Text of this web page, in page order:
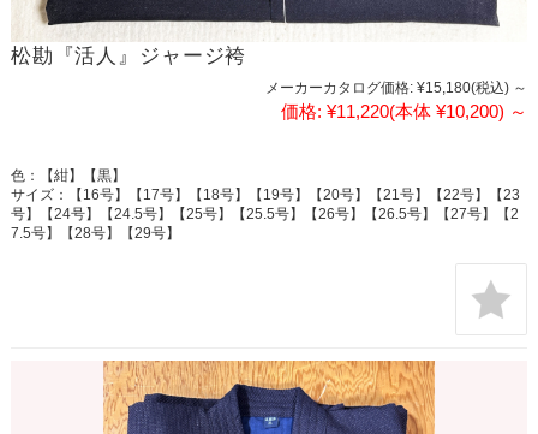
松勘『活人』ジャージ袴
メーカーカタログ価格: ¥15,180(税込) ～
価格: ¥11,220(本体 ¥10,200) ～
色：【紺】【黒】
サイズ：【16号】【17号】【18号】【19号】【20号】【21号】【22号】【23
号】【24号】【24.5号】【25号】【25.5号】【26号】【26.5号】【27号】【2
7.5号】【28号】【29号】